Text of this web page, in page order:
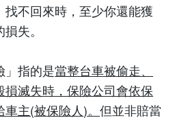
不回來時，至少你還能獲
失。
」指的是當整台車被偷走、
損滅失時，保險公司會依保
車主(被保險人)。 但並非賠當